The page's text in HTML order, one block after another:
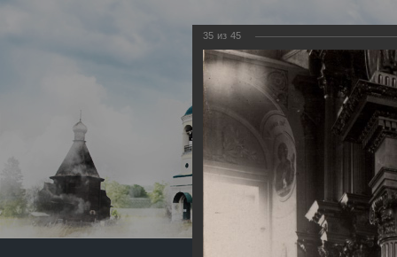
35 из 45